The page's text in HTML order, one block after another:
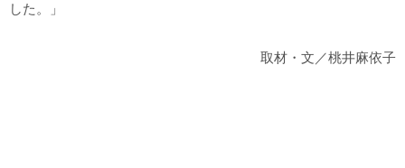
した。」
取材・文／桃井麻依子